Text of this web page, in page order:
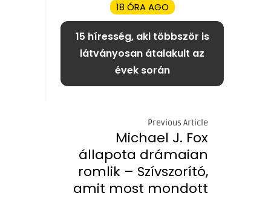
18 ÓRA AGO
15 híresség, aki többször is
látványosan átalakult az
évek során
Previous Article
Michael J. Fox
állapota drámaian
romlik – Szívszorító,
amit most mondott